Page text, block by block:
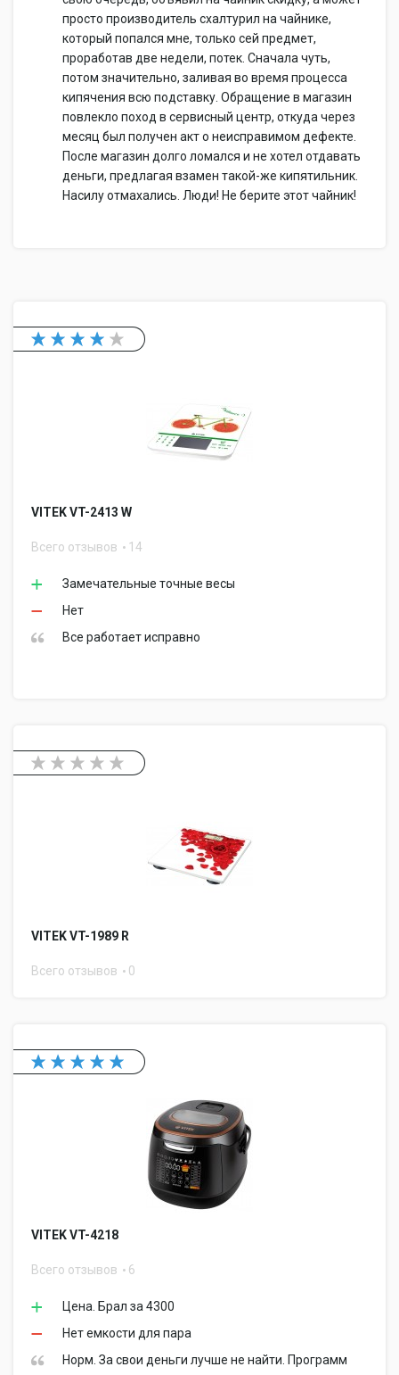
просто производитель схалтурил на чайнике,
который попался мне, только сей предмет,
проработав две недели, потек. Сначала чуть,
потом значительно, заливая во время процесса
кипячения всю подставку. Обращение в магазин
повлекло поход в сервисный центр, откуда через
месяц был получен акт о неисправимом дефекте.
После магазин долго ломался и не хотел отдавать
деньги, предлагая взамен такой-же кипятильник.
Насилу отмахались. Люди! Не берите этот чайник!
VITEK VT-2413 W
Всего отзывов 14
Замечательные точные весы
Нет
Все работает исправно
VITEK VT-1989 R
Всего отзывов 0
VITEK VT-4218
Всего отзывов 6
Цена. Брал за 4300
Нет емкости для пара
Норм. За свои деньги лучше не найти. Программ